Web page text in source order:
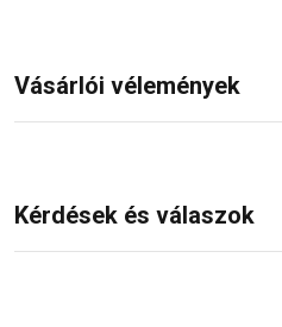
Vásárlói vélemények
Kérdések és válaszok